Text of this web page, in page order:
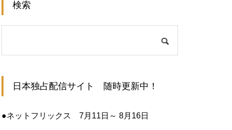
検索
日本独占配信サイト 随時更新中！
●ネットフリックス 7月11日～ 8月16日